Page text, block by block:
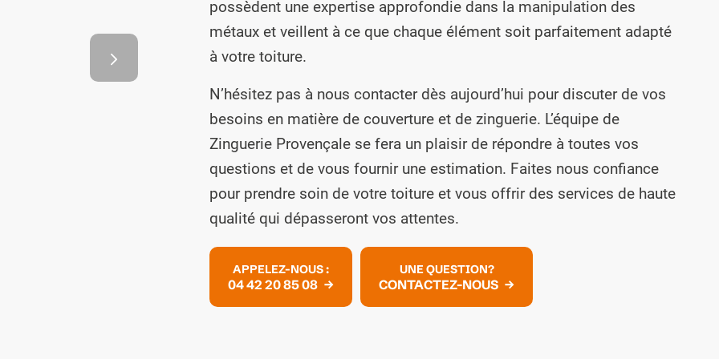
possèdent une expertise approfondie dans la manipulation des
métaux et veillent à ce que chaque élément soit parfaitement adapté
à votre toiture.
N’hésitez pas à nous contacter dès aujourd’hui pour discuter de vos
besoins en matière de couverture et de zinguerie. L’équipe de
Zinguerie Provençale se fera un plaisir de répondre à toutes vos
questions et de vous fournir une estimation. Faites nous confiance
pour prendre soin de votre toiture et vous offrir des services de haute
qualité qui dépasseront vos attentes.
APPELEZ-NOUS :
04 42 20 85 08
UNE QUESTION?
CONTACTEZ-NOUS